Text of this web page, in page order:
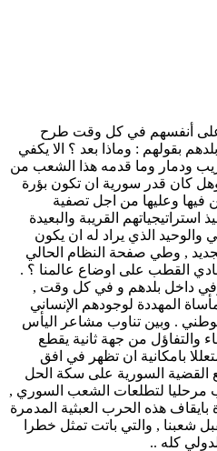
على أنفسهم في كل وقت طرح
بقولهم : وماذا بعد ؟ الا يكفي
ودمار وما قدمه هذا الشعب من
كان قدر سورية ان تكون بؤرة
فيها وعليها من اجل تصفية
القريبة والبعيدة
والوحيد الذي يراد له ان يكون
, وطي صفحة النظام الحالي
القطب على اوضاع عالمنا ؟ .
داخل بلدهم و في كل وقت ,
المهددة لوجودهم الإنساني
. وبين تناوب مشاعر اليأس
والتفاؤل من جهة ثانية يقطع
بامكانية ان تظهر في افق
القضية السورية على سكة الحل
مرحليا لتطلعات الشعب السوري ,
بايقاف هذه الحرب العبثية المدمرة
شعبنا , والتي باتت تمثل خطرا
كله ..